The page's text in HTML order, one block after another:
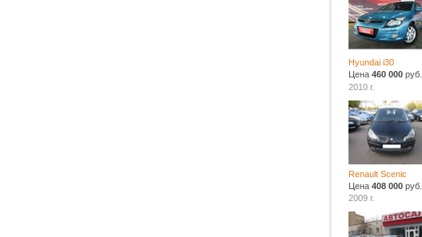
Hyundai i30
Цена460 000 руб.
2010 г.
Renault Scenic
Цена408 000 руб.
2009 г.